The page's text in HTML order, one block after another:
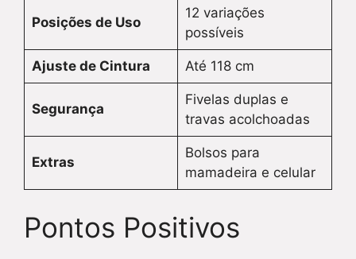
Posições de Uso
12 variações
possíveis
Ajuste de Cintura Até 118 cm
Segurança
Fivelas duplas e
travas acolchoadas
Extras
Bolsos para
mamadeira e celular
Pontos Positivos